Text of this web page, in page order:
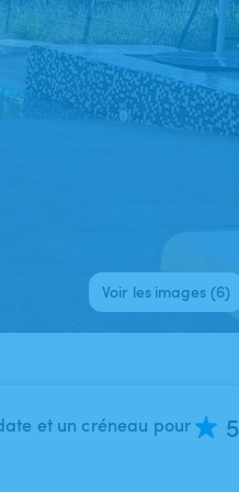
Voir les images (6)
et un créneau pour
5